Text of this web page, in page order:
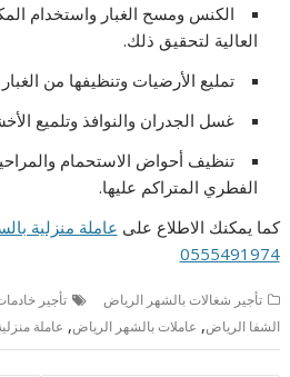
الكنس ومسح الغبار واستخدام
العالية لتحقيق ذلك.
تمليع الأرضيات وتنظيفها من
غسل الجدران والنوافذ وتلميع
تنظيف أحواض الاستحمام
الفطري المتراكم عليها.
كما يمكنك الاطلاع على عاملة منزلية
0555491974
تأجير شغالات بالشهر الرياض تأجير
الشفا الرياض, عاملات بالشهر الرياض, عاملة